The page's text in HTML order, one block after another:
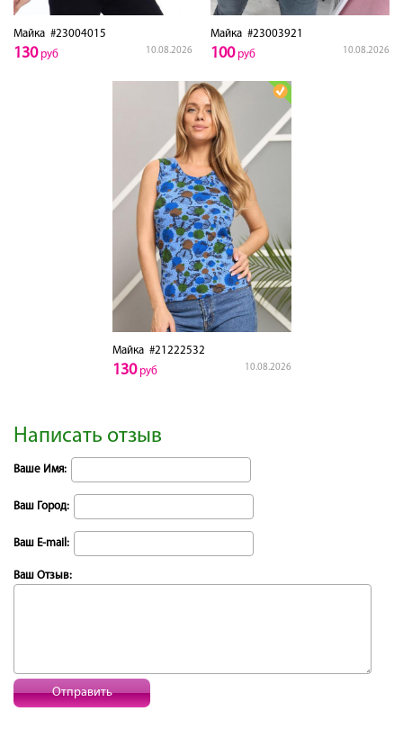
Майка #23004015
10.08.2026
130руб
Майка #23003921
10.08.2026
100руб
Майка#21222532
10.08.2026
130руб
Написать отзыв
Ваше Имя:
Ваш Город:
Ваш E-mail:
Ваш Отзыв:
Отправить